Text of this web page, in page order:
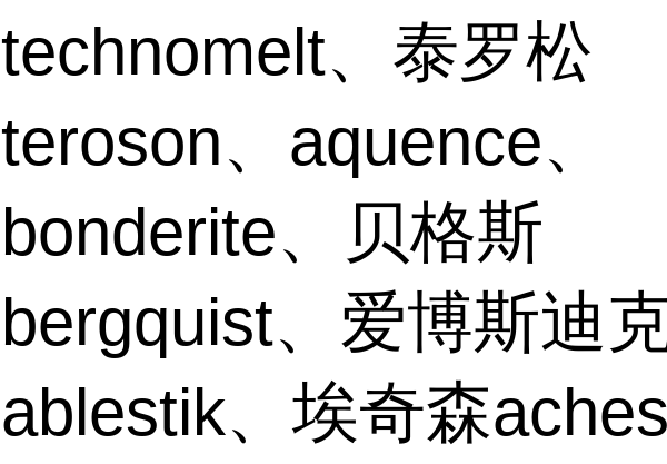
technomelt、泰罗松
teroson、aquence、
bonderite、贝格斯
bergquist、爱博斯迪
ablestik、埃奇森